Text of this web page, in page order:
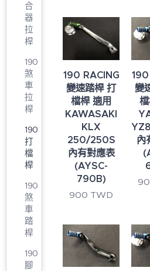
合
器
拉
桿
190
煞
車
拉
桿
190
打
檔
桿
190
煞
車
踏
桿
190
腳
190 RACING
變速踏桿 打
檔桿 適用
KAWASAKI
KLX
250/250S
內有對應表
(AYSC-
790B)
900 TWD
變
內